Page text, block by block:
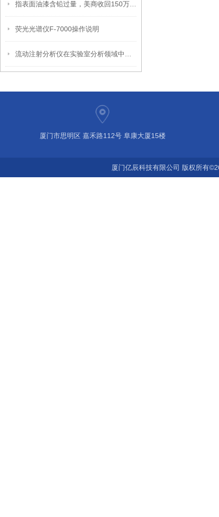
荧光光谱仪F-7000操作说明
厦门市思明区 嘉禾路112号 阜康大厦15楼
厦门亿辰科技有限公司 版权所有